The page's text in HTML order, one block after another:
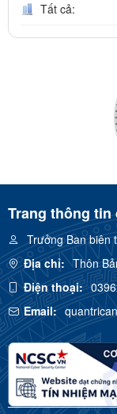
Tất cả:
Trang thông tin
Trưởng Ban biên
Địa chỉ: Thôn
Điện thoại:
Email: